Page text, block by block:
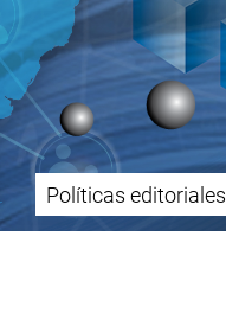
Políticas editoriales